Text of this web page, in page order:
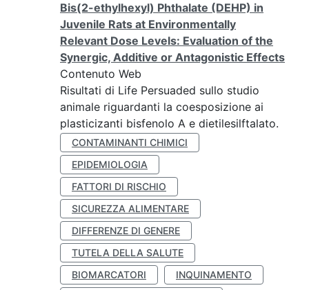
Bis(2-ethylhexyl) Phthalate (DEHP) in
Juvenile Rats at Environmentally
Relevant Dose Levels: Evaluation of the
Synergic, Additive or Antagonistic Effects
Contenuto Web
Risultati di Life Persuaded sullo studio
animale riguardanti la coesposizione ai
plasticizanti bisfenolo A e dietilesilftalato.
CONTAMINANTI CHIMICI
EPIDEMIOLOGIA
FATTORI DI RISCHIO
SICUREZZA ALIMENTARE
DIFFERENZE DI GENERE
TUTELA DELLA SALUTE
BIOMARCATORI
INQUINAMENTO